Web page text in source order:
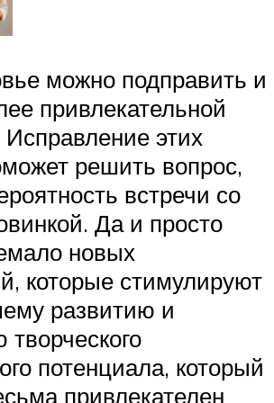
можно подправить и
привлекательной
этих
решить вопрос,
встречи со
Да и просто
новых
которые стимулируют
развитию и
потенциала, который
привлекателен